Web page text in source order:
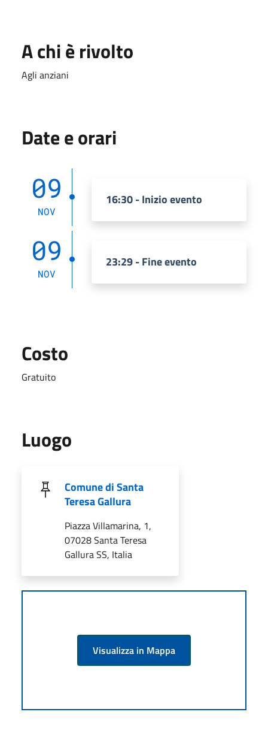
A chi è rivolto
Agli anziani
Date e orari
09
NOV
16:30 - Inizio evento
09
NOV
23:29 - Fine evento
Costo
Gratuito
Luogo
Comune di Santa
Teresa Gallura
Piazza Villamarina, 1,
07028 Santa Teresa
Gallura SS, Italia
Visualizza in Mappa